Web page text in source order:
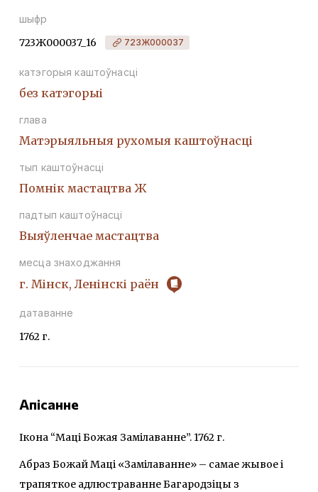
шыфр
723Ж000037_16 723Ж000037
катэгорыя каштоўнасці
без катэгорыі
глава
Матэрыяльныя рухомыя каштоўнасці
тып каштоўнасці
Помнік мастацтва Ж
падтып каштоўнасці
Выяўленчае мастацтва
месца знаходжання
г. Мінск, Ленінскі раён
датаванне
1762 г.
Апісанне
Ікона “Маці Божая Замілаванне”. 1762 г.
Абраз Божай Маці «Замілаванне» – самае жывое і
трапяткое адлюстраванне Багародзіцы з